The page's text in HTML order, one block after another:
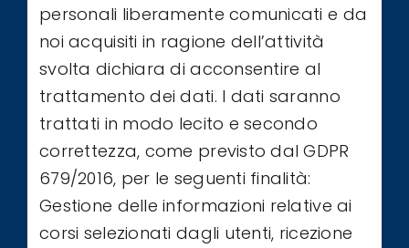
personali liberamente comunicati e da
noi acquisiti in ragione dell’attività
svolta dichiara di acconsentire al
trattamento dei dati. I dati saranno
trattati in modo lecito e secondo
correttezza, come previsto dal GDPR
679/2016, per le seguenti finalità:
Gestione delle informazioni relative ai
corsi selezionati dagli utenti, ricezione